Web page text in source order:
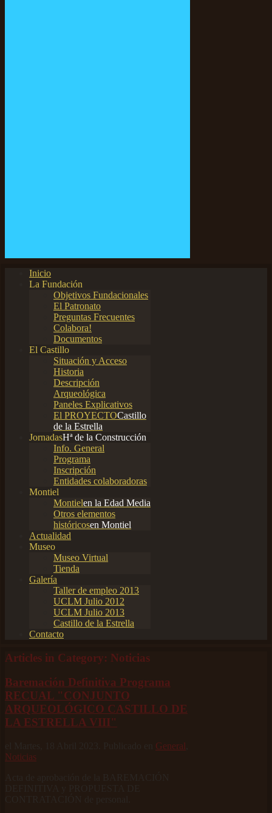
Inicio
La Fundación
Objetivos Fundacionales
El Patronato
Preguntas Frecuentes
Colabora!
Documentos
El Castillo
Situación y Acceso
Historia
Descripción
Arqueológica
Paneles Explicativos
El PROYECTOCastillo
de la Estrella
JornadasHª de la Construcción
Info. General
Programa
Inscripción
Entidades colaboradoras
Montiel
Montielen la Edad Media
Otros elementos
históricosen Montiel
Actualidad
Museo
Museo Virtual
Tienda
Galería
Taller de empleo 2013
UCLM Julio 2012
UCLM Julio 2013
Castillo de la Estrella
Contacto
Articles in Category: Noticias
Baremación Definitiva Programa
RECUAL "CONJUNTO
ARQUEOLÓGICO CASTILLO DE
LA ESTRELLA VIII"
General
Noticias